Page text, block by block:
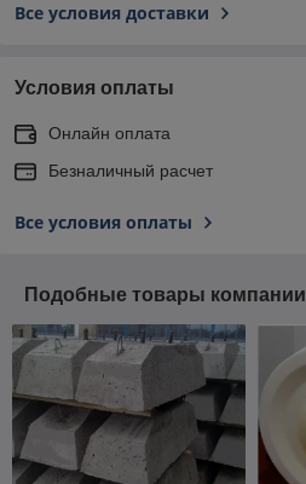
Все условия доставки
Условия оплаты
Онлайн оплата
Безналичный расчет
Все условия оплаты
Подобные товары компании